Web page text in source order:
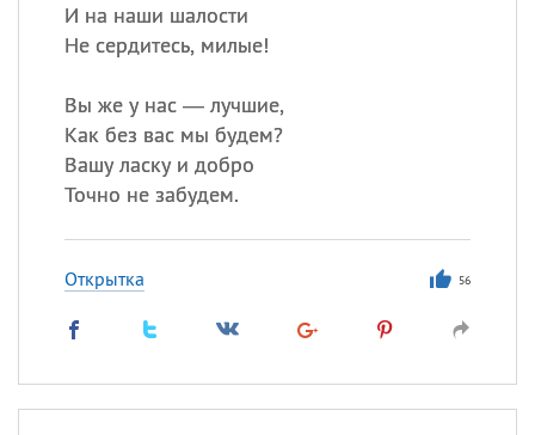
И на наши шалости
Не сердитесь, милые!
Вы же у нас — лучшие,
Как без вас мы будем?
Вашу ласку и добро
Точно не забудем.
Открытка 56